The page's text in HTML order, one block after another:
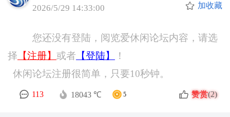
2026/5/29 14:33:00
加收藏
您还没有登陆，阅览爱休闲论坛内容，请选
择 【注册】 或者 【登陆】
！
休闲论坛注册很简单，只要10秒钟。
113 18043 ℃ 5 赞赏(2)